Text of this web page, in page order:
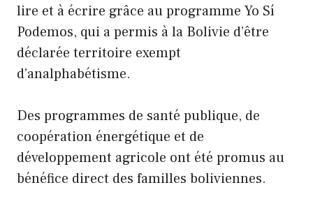
lire et à écrire grâce au programme Yo Sí
Podemos, qui a permis à la Bolivie d’être
déclarée territoire exempt
d’analphabétisme.
Des programmes de santé publique, de
coopération énergétique et de
développement agricole ont été promus au
bénéfice direct des familles boliviennes.